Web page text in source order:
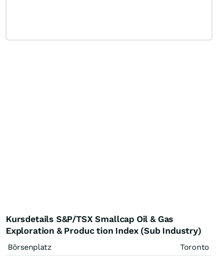
Kursdetails S&P/TSX Smallcap Oil & Gas
Exploration & Produc tion Index (Sub Industry)
Börsenplatz
Toronto